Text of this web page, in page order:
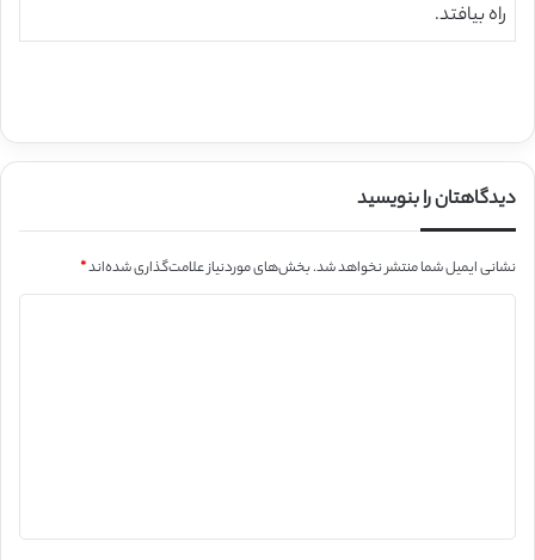
راه بیافتد.
دیدگاهتان را بنویسید
نشانی ایمیل شما منتشر نخواهد شد.بخش‌های موردنیاز علامت‌گذاری شده‌اند*